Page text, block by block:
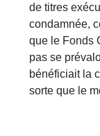
de titres
condamnée,
que le Fonds
pas se
bénéficiait la
sorte que le